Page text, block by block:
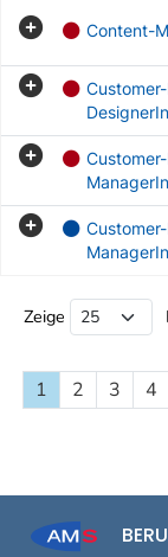
Content-
DesignerIn
ManagerIn
ManagerIn
Zeige
1 2 3 4